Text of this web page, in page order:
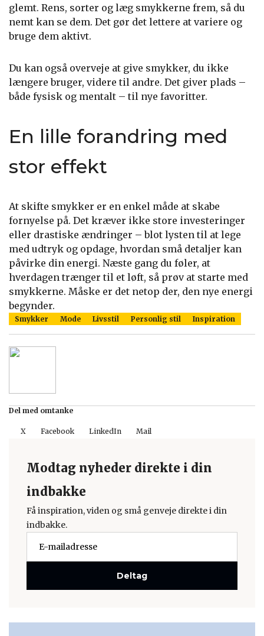
glemt. Rens, sorter og læg smykkerne frem, så du
nemt kan se dem. Det gør det lettere at variere og
bruge dem aktivt.
Du kan også overveje at give smykker, du ikke
længere bruger, videre til andre. Det giver plads –
både fysisk og mentalt – til nye favoritter.
En lille forandring med
stor effekt
At skifte smykker er en enkel måde at skabe
fornyelse på. Det kræver ikke store investeringer
eller drastiske ændringer – blot lysten til at lege
med udtryk og opdage, hvordan små detaljer kan
påvirke din energi. Næste gang du føler, at
hverdagen trænger til et løft, så prøv at starte med
smykkerne. Måske er det netop der, den nye energi
begynder.
Smykker Mode Livsstil Personlig stil Inspiration
Del med omtanke
X Facebook LinkedIn Mail
Modtag nyheder direkte i din
indbakke
Få inspiration, viden og små genveje direkte i din
indbakke.
Deltag